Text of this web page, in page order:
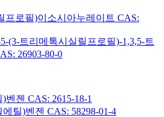
프로필)이소시아누레이트 CAS:
(3-트리메톡시실릴프로필)-1,3,5-트
26903-80-0
젠 CAS: 2615-18-1
틸)벤젠 CAS: 58298-01-4